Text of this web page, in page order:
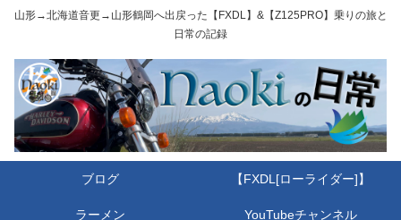
山形→北海道音更→山形鶴岡へ出戻った【FXDL】&【Z125PRO】乗りの旅と
日常の記録
ブログ 【FXDL[ローライダー]】
ラーメン YouTubeチャンネル